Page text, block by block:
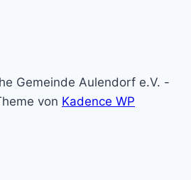
Gemeinde Aulendorf e.V. -
von Kadence WP